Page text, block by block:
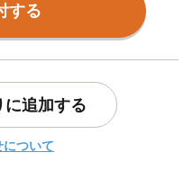
する
に追加する
について